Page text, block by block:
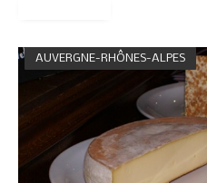
AUVERGNE-RHÔNES-ALPES